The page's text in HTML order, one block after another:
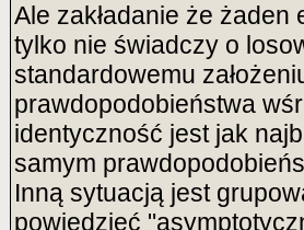
Ale zakładanie że
tylko nie świadczy o
standardowemu
prawdopodobieństwa
identyczność jest jak
samym
Inną sytuacją jest
powiedzieć